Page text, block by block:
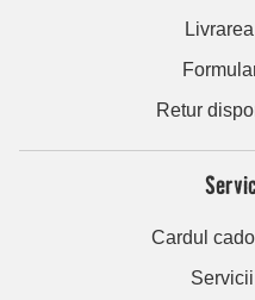
Retur
Cardul